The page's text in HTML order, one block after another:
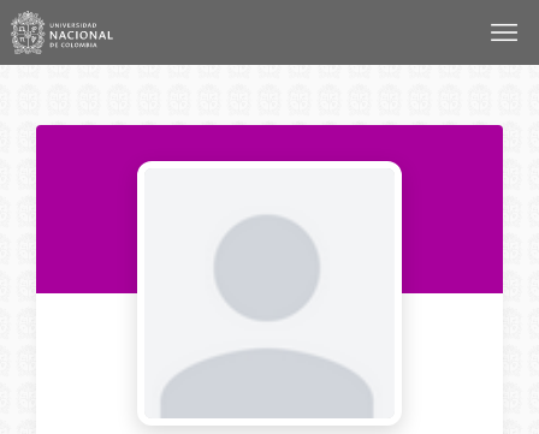
Saltar
contenido